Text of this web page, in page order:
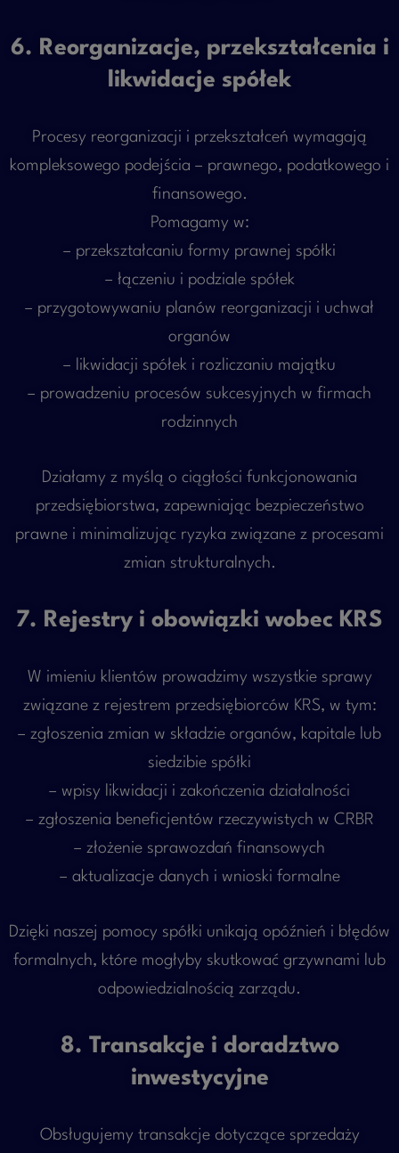
6. Reorganizacje, przekształcenia i
likwidacje spółek
Procesy reorganizacji i przekształceń wymagają
kompleksowego podejścia – prawnego, podatkowego i
finansowego.
Pomagamy w:
– przekształcaniu formy prawnej spółki
– łączeniu i podziale spółek
– przygotowywaniu planów reorganizacji i uchwał
organów
– likwidacji spółek i rozliczaniu majątku
– prowadzeniu procesów sukcesyjnych w firmach
rodzinnych
Działamy z myślą o ciągłości funkcjonowania
przedsiębiorstwa, zapewniając bezpieczeństwo
prawne i minimalizując ryzyka związane z procesami
zmian strukturalnych.
7. Rejestry i obowiązki wobec KRS
W imieniu klientów prowadzimy wszystkie sprawy
związane z rejestrem przedsiębiorców KRS, w tym:
– zgłoszenia zmian w składzie organów, kapitale lub
siedzibie spółki
– wpisy likwidacji i zakończenia działalności
– zgłoszenia beneficjentów rzeczywistych w CRBR
– złożenie sprawozdań finansowych
– aktualizacje danych i wnioski formalne
Dzięki naszej pomocy spółki unikają opóźnień i błędów
formalnych, które mogłyby skutkować grzywnami lub
odpowiedzialnością zarządu.
8. Transakcje i doradztwo
inwestycyjne
Obsługujemy transakcje dotyczące sprzedaży